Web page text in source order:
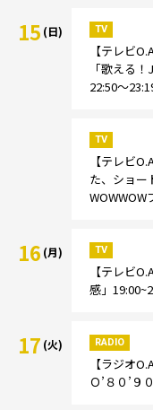
15 (日) TV
【テレビ
「歌える
22:50～
TV
【テレビ
た、ショー
WOWWOW
16 (月) TV
【テレビ
感」
17 (火) RADIO
【ラジオ
Ｏ’８０’９